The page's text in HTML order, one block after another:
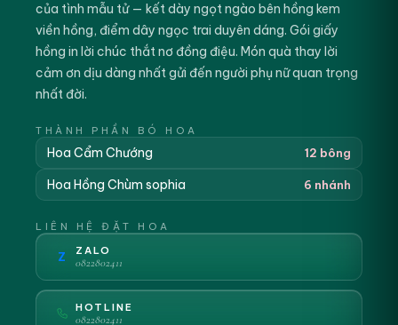
của tình mẫu tử — kết dày ngọt ngào bên hồng kem
viền hồng, điểm dây ngọc trai duyên dáng. Gói giấy
hồng in lời chúc thắt nơ đồng điệu. Món quà thay lời
cảm ơn dịu dàng nhất gửi đến người phụ nữ quan trọng
nhất đời.
THÀNH PHẦN BÓ HOA
Hoa Cẩm Chướng 12 bông
Hoa Hồng Chùm sophia 6 nhánh
LIÊN HỆ ĐẶT HOA
Z ZALO
0822802411
HOTLINE
0822802411